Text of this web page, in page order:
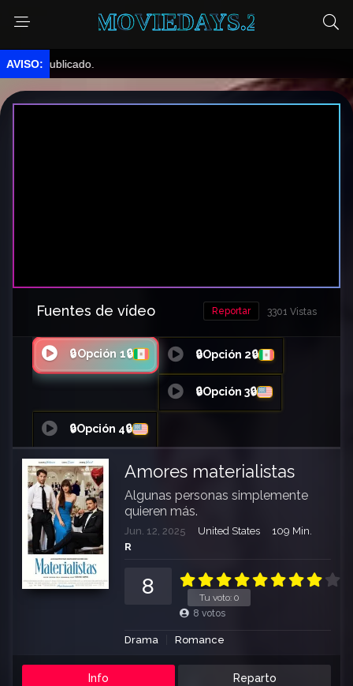
MOVIEDAYS.2
publicado.
Fuentes de vídeo 3301 Vistas
Reportar
🔒Opción 1🔒 🔒Opción 2🔒
🔒Opción 3🔒
🔒Opción 4🔒
Amores materialistas
Algunas personas simplemente
quieren más.
Jun. 12, 2025 United States
109 Min.
R
Tu voto: 0
8
8 votos
Drama Romance
Info Reparto